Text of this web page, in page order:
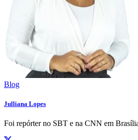
Blog
Julliana Lopes
Foi repórter no SBT e na CNN em